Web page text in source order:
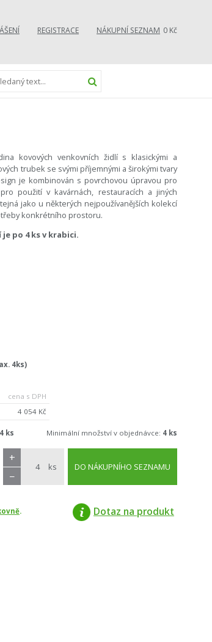
REGISTRACE NÁKUPNÍ SEZNAM 0 Kč
kovových venkovních židlí s klasickými a
trubek se svými příjemnými a širokými tvary
je kombinován s povrchovou úpravou pro
použití v kavárnách, restauracích a jiných
jako u některých nejpoužívanějších kolekcí
konkrétního prostoru.
po 4 ks v krabici.
4ks)
cena s DPH
4 054 Kč
4 ks Minimální množství v objednávce: 4 ks
ks
+
−
DO NÁKUPNÍHO SEZNAMU
. Dotaz na produkt